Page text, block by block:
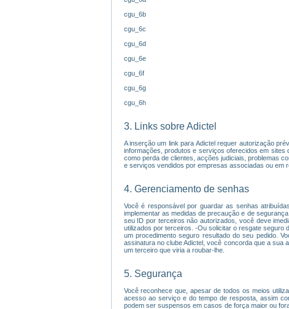
cgu_6b
cgu_6c
cgu_6d
cgu_6e
cgu_6f
cgu_6g
cgu_6h
3. Links sobre Adictel
A inserção um link para Adictel requer autorização
informações, produtos e serviços oferecidos em sites
como perda de clientes, acções judiciais, problemas
e serviços vendidos por empresas associadas ou em
4. Gerenciamento de senhas
Você é responsável por guardar as senhas
implementar as medidas de precaução e de
seu ID por terceiros não autorizados, você deve
utilizados por terceiros. -Ou solicitar o resgate seguro
um procedimento seguro resultado do seu pedido.
assinatura no clube Adictel, você concorda que a
um terceiro que viria a roubar-lhe.
5. Segurança
Você reconhece que, apesar de todos os meios
acesso ao serviço e do tempo de resposta, assim
podem ser suspensos em casos de força maior ou